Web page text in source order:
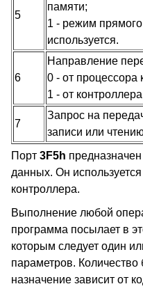
5
памяти;
1 - режим
используется.
6
Направление
0 - от процессора
1 - от
7
Запрос на
записи или
Порт 3F5h
данных. Он
контроллера.
Выполнение любой
программа посылает в
которым следует один
параметров.
назначение зависит от